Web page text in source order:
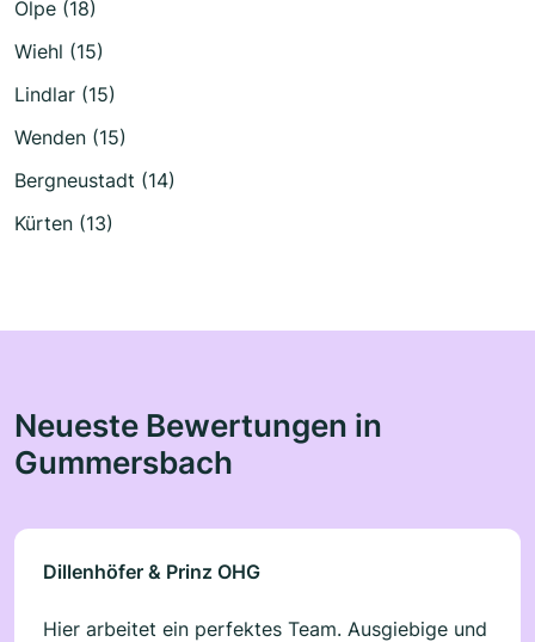
Olpe (18)
Wiehl (15)
Lindlar (15)
Wenden (15)
Bergneustadt (14)
Kürten (13)
Neueste Bewertungen in
Gummersbach
Dillenhöfer & Prinz OHG
Hier arbeitet ein perfektes Team. Ausgiebige und